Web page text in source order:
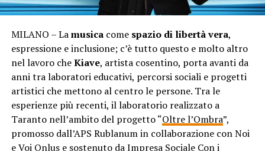
MILANO – Lamusicacome spazio di libertà vera,
espressione e inclusione; c’è tutto questo e molto altro
nel lavoro cheKiave, artista cosentino, porta avanti da
anni tra laboratori educativi, percorsi sociali e progetti
artistici che mettono al centro le persone. Tra le
esperienze più recenti, il laboratorio realizzato a
Taranto nell’ambito del progetto “Oltre l’Ombra”,
promosso dall’APS Rublanum in collaborazione con Noi
e Voi Onlus e sostenuto da Impresa Sociale Con i